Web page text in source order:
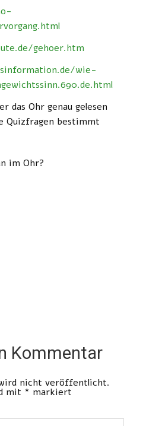
gehoer.htm
wie-
das Ohr genau gelesen
Quizfragen bestimmt
im Ohr?
Kommentar
nicht veröffentlicht.
mit * markiert